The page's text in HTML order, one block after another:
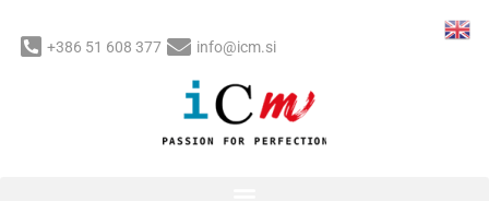
content
+386 51 608 377 info@icm.si